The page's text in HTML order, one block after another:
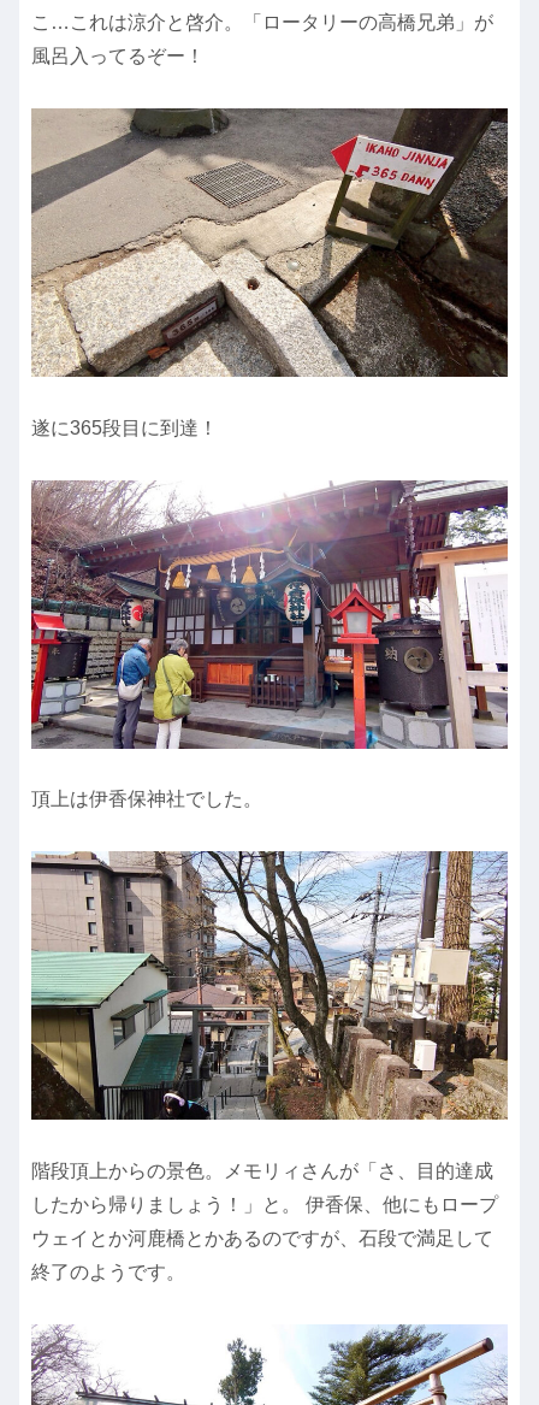
こ…これは涼介と啓介。「ロータリーの高橋兄弟」が
風呂入ってるぞー！
遂に365段目に到達！
頂上は伊香保神社でした。
階段頂上からの景色。メモリィさんが「さ、目的達成
したから帰りましょう！」と。 伊香保、他にもロープ
ウェイとか河鹿橋とかあるのですが、石段で満足して
終了のようです。